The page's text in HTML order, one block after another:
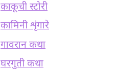
काकूची स्टोरी
कामिनी शृंगारे
गावरान कथा
घरगुती कथा